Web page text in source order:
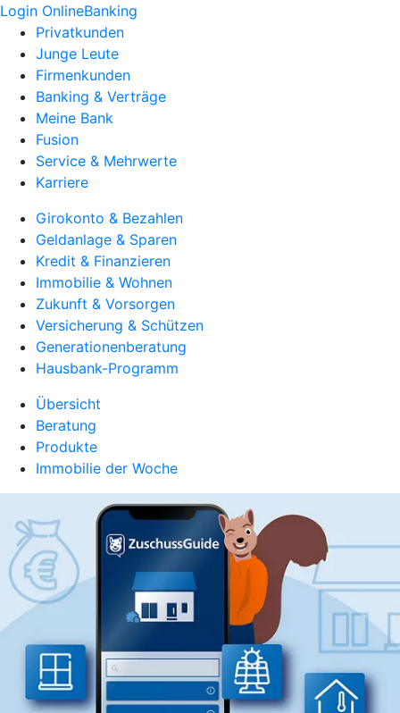
Login OnlineBanking
Privatkunden
Junge Leute
Firmenkunden
Banking & Verträge
Meine Bank
Fusion
Service & Mehrwerte
Karriere
Girokonto & Bezahlen
Geldanlage & Sparen
Kredit & Finanzieren
Immobilie & Wohnen
Zukunft & Vorsorgen
Versicherung & Schützen
Generationenberatung
Hausbank-Programm
Übersicht
Beratung
Produkte
Immobilie der Woche